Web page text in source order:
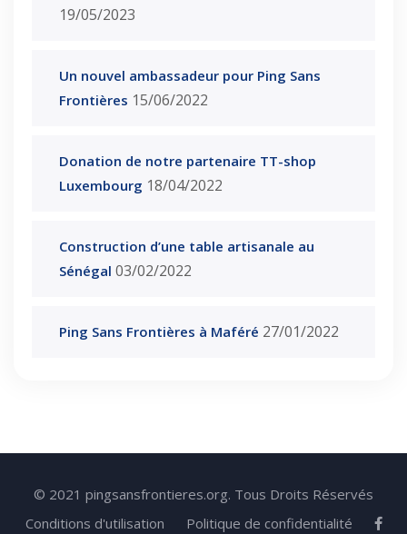
19/05/2023
Un nouvel ambassadeur pour Ping Sans
Frontières 15/06/2022
Donation de notre partenaire TT-shop
Luxembourg 18/04/2022
Construction d’une table artisanale au
Sénégal 03/02/2022
Ping Sans Frontières à Maféré 27/01/2022
© 2021 pingsansfrontieres.org. Tous Droits Réservés
Conditions d'utilisation
Politique de confidentialité